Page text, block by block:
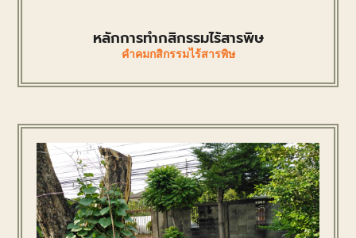
หลักการทำกสิกรรมไร้สารพิษ
คำคมกสิกรรมไร้สารพิษ